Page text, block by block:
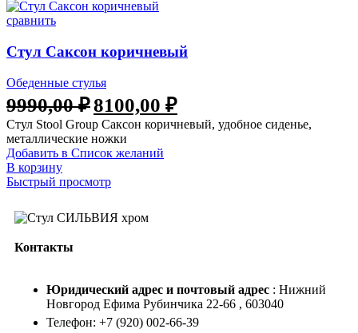
сравнить
Стул Саксон коричневый
Обеденные стулья
9990,00₽8100,00 ₽
Стул Stool Group Саксон коричневый, удобное сиденье,
металлические ножки
Добавить в Список желаний
В корзину
Быстрый просмотр
Контакты
Юридический адрес и почтовый адрес : Нижний
Новгород Ефима Рубинчика 22-66 , 603040
Телефон: +7 (920) 002-66-39